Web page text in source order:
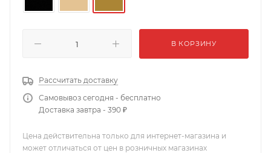
В КОРЗИНУ
Рассчитать доставку
Самовывоз сегодня - бесплатно
Доставка завтра - 390 ₽
Цена действительна только для интернет-магазина и
может отличаться от цен в розничных магазинах